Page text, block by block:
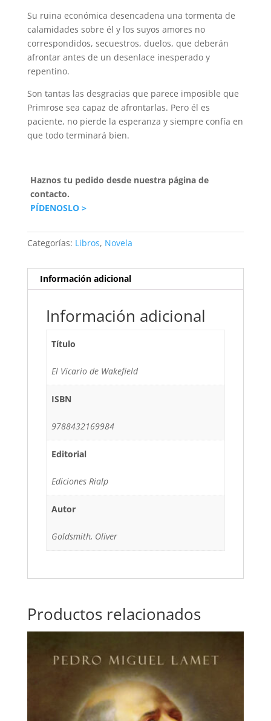
Su ruina económica desencadena una tormenta de
calamidades sobre él y los suyos amores no
correspondidos, secuestros, duelos, que deberán
afrontar antes de un desenlace inesperado y
repentino.
Son tantas las desgracias que parece imposible que
Primrose sea capaz de afrontarlas. Pero él es
paciente, no pierde la esperanza y siempre confía en
que todo terminará bien.
Haznos tu pedido desde nuestra página de
contacto.
PÍDENOSLO >
Categorías: Libros, Novela
Información adicional
Información adicional
Título
El Vicario de Wakefield
ISBN
9788432169984
Editorial
Ediciones Rialp
Autor
Goldsmith, Oliver
Productos relacionados